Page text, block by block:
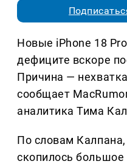
Новые iPhone 18
дефиците вскоре
Причина —
сообщает
аналитика Тима
По словам
скопилось большое